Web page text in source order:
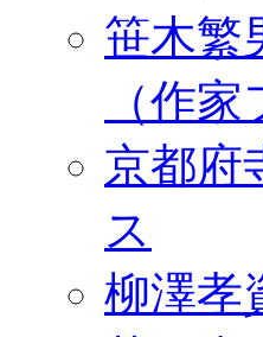
笹木繁
（作
京都府
ス
柳澤孝